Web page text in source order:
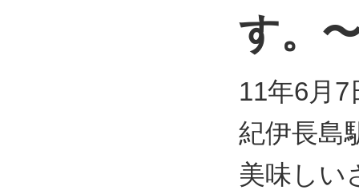
す。
11年6月
紀伊長島
美味しい